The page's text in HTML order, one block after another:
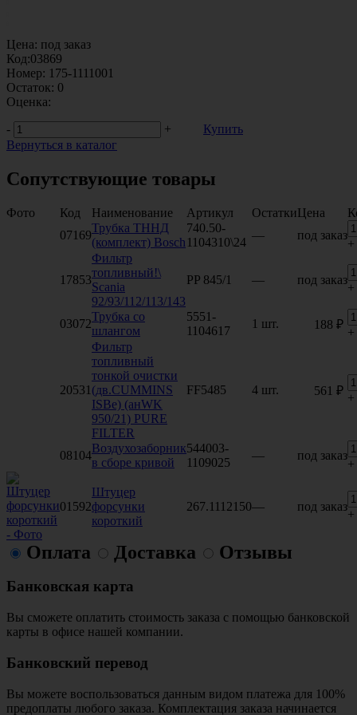
Цена: под заказ
Код:03869
Номер: 175-1111001
Остаток: 0
Оценка:
-
+
Купить
Вернуться в каталог
Сопутствующие товары
Фото Код Наименование Артикул ОстаткиЦена
07169
Трубка ТННД
(комплект) Bosch
740.50-
1104310\24
— под заказ
+
17853
Фильтр
топливный!\
Scania
92/93/112/113/143
PP 845/1 — под заказ
+
03072
Трубка со
шлангом
5551-
1104617
1 шт. 188 ₽
+
20531
Фильтр
топливный
тонкой очистки
(дв.CUMMINS
ISBe) (анWK
950/21) PURE
FILTER
FF5485 4 шт. 561 ₽
+
08104
Воздухозаборник
в сборе кривой
544003-
1109025
— под заказ
+
01592
Штуцер
форсунки
короткий
267.1112150— под заказ
+
Оплата Доставка Отзывы
Банковская карта
Вы сможете оплатить стоимость заказа с помощью банковской
карты в офисе нашей компании.
Банковский перевод
Вы можете воспользоваться данным видом платежа для 100%
предоплаты любого заказа. Комплектация заказа начинается